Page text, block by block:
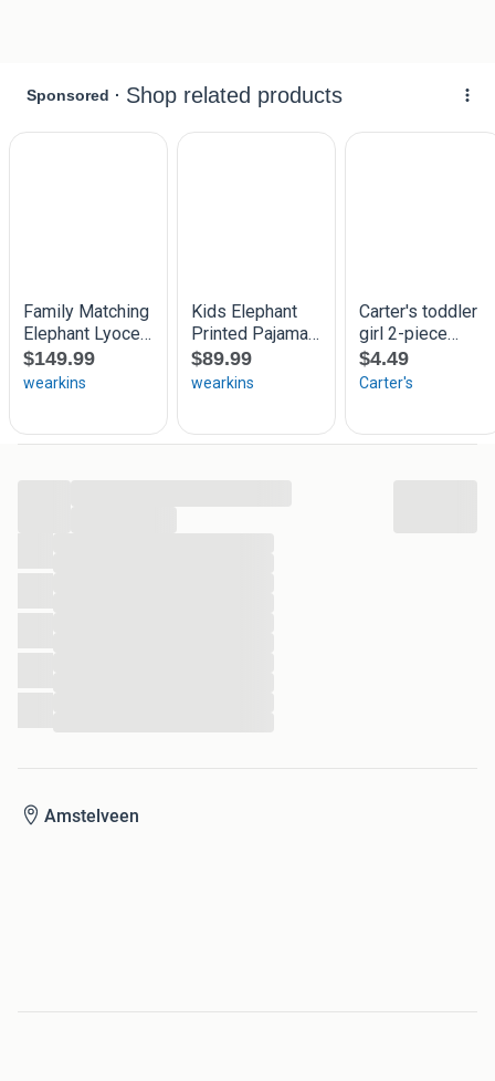
Uit een rookvrije omgeving
Nieuw
Bij het plaatsen van deze advertentie was het niet
mogelijk om kopersbescherming
uit te zetten.
Let op! Deze advertentie is zonder
kopersbescherming.
Amstelveen